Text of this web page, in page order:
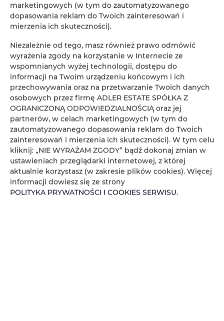
Rezerwacja online
Lokalizacja
Początek
Koniec
Osoby
Cena
SPRAWDŹ DOSTĘPNOŚĆ
marketingowych (w tym do zautomatyzowanego
dopasowania reklam do Twoich zainteresowań i
mierzenia ich skuteczności).
Niezależnie od tego, masz również prawo odmówić
wyrażenia zgody na korzystanie w Internecie ze
wspomnianych wyżej technologii, dostępu do
informacji na Twoim urządzeniu końcowym i ich
przechowywania oraz na przetwarzanie Twoich danych
osobowych przez firmę ADLER ESTATE SPÓŁKA Z
OGRANICZONĄ ODPOWIEDZIALNOŚCIĄ oraz jej
partnerów, w celach marketingowych (w tym do
zautomatyzowanego dopasowania reklam do Twoich
zainteresowań i mierzenia ich skuteczności). W tym celu
kliknij: „NIE WYRAŻAM ZGODY” bądź dokonaj zmian w
ustawieniach przeglądarki internetowej, z której
aktualnie korzystasz (w zakresie plików cookies). Więcej
informacji dowiesz się ze strony
POLITYKA PRYWATNOŚCI I COOKIES SERWISU.